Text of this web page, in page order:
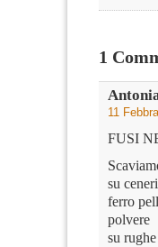
1
11
FUSI
su
ferro
polvere
su